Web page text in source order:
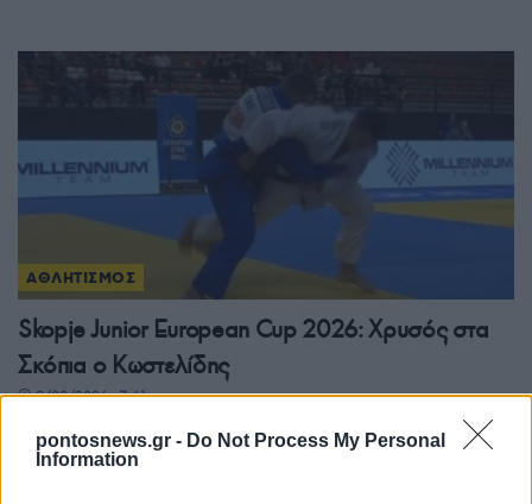
pontosnews.gr - Do Not Process My Personal
Information
ΑΘΛΗΤΙΣΜΟΣ
Skopje Junior European Cup 2026: Χρυσός στα
Σκόπια ο Κωστελίδης
9/08/2026 - 7:41μμ